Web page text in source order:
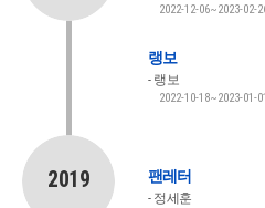
2022-12-06~2023-02-
랭보
랭보
2022-10-18~2023-01-01
2019 팬레터
정세훈